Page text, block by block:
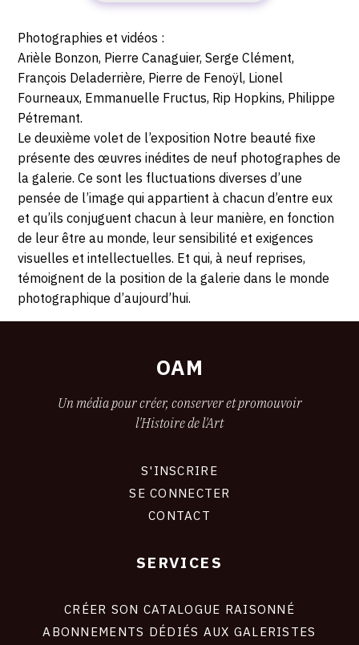
SAMEDI
29
AVRIL
2017
rue
Burdeau,
69001
LYON
Description,
horaires...
Photographies et vidéos :
Arièle Bonzon, Pierre Canaguier, Serge Clément,
François Deladerrière, Pierre de Fenoÿl, Lionel
Fourneaux, Emmanuelle Fructus, Rip Hopkins, Philippe
Pétremant.
Le deuxième volet de l’exposition Notre beauté fixe
présente des œuvres inédites de neuf photographes de
la galerie. Ce sont les fluctuations diverses d’une
pensée de l’image qui appartient à chacun d’entre eux
et qu’ils conjuguent chacun à leur manière, en fonction
de leur être au monde, leur sensibilité et exigences
visuelles et intellectuelles. Et qui, à neuf reprises,
témoignent de la position de la galerie dans le monde
photographique d’aujourd’hui.
OAM
Un média pour créer, conserver et promouvoir
l'Histoire de l'Art
S'INSCRIRE
SE CONNECTER
CONTACT
SERVICES
CRÉER SON CATALOGUE RAISONNÉ
ABONNEMENTS DÉDIÉS AUX GALERISTES